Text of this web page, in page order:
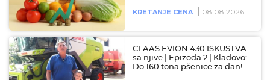
KRETANJE CENA 08.08.2026
CLAAS EVION 430 ISKUSTVA
sa njive | Epizoda 2 | Kladovo:
Do 160 tona pšenice za dan!